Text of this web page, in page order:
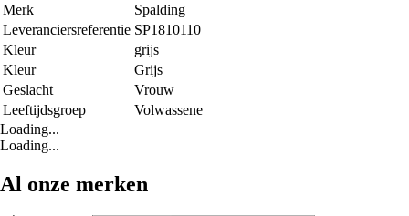
Merk
Spalding
Leveranciersreferentie SP1810110
Kleur
grijs
Kleur
Grijs
Geslacht
Vrouw
Leeftijdsgroep
Volwassene
Loading...
Loading...
Al onze merken